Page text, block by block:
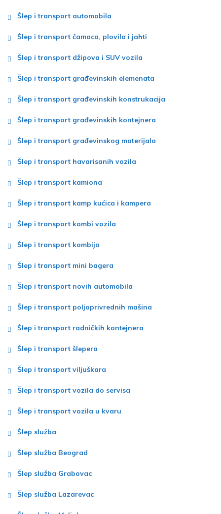
Šlep i transport automobila
Šlep i transport čamaca, plovila i jahti
Šlep i transport džipova i SUV vozila
Šlep i transport građevinskih elemenata
Šlep i transport građevinskih konstrukacija
Šlep i transport građevinskih kontejnera
Šlep i transport građevinskog materijala
Šlep i transport havarisanih vozila
Šlep i transport kamiona
Šlep i transport kamp kućica i kampera
Šlep i transport kombi vozila
Šlep i transport kombija
Šlep i transport mini bagera
Šlep i transport novih automobila
Šlep i transport poljoprivrednih mašina
Šlep i transport radničkih kontejnera
Šlep i transport šlepera
Šlep i transport viljuškara
Šlep i transport vozila do servisa
Šlep i transport vozila u kvaru
Šlep služba
Šlep služba Beograd
Šlep služba Grabovac
Šlep služba Lazarevac